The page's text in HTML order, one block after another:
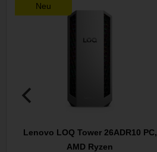
Neu
Lenovo LOQ Tower 26ADR10 PC,
AMD Ryzen